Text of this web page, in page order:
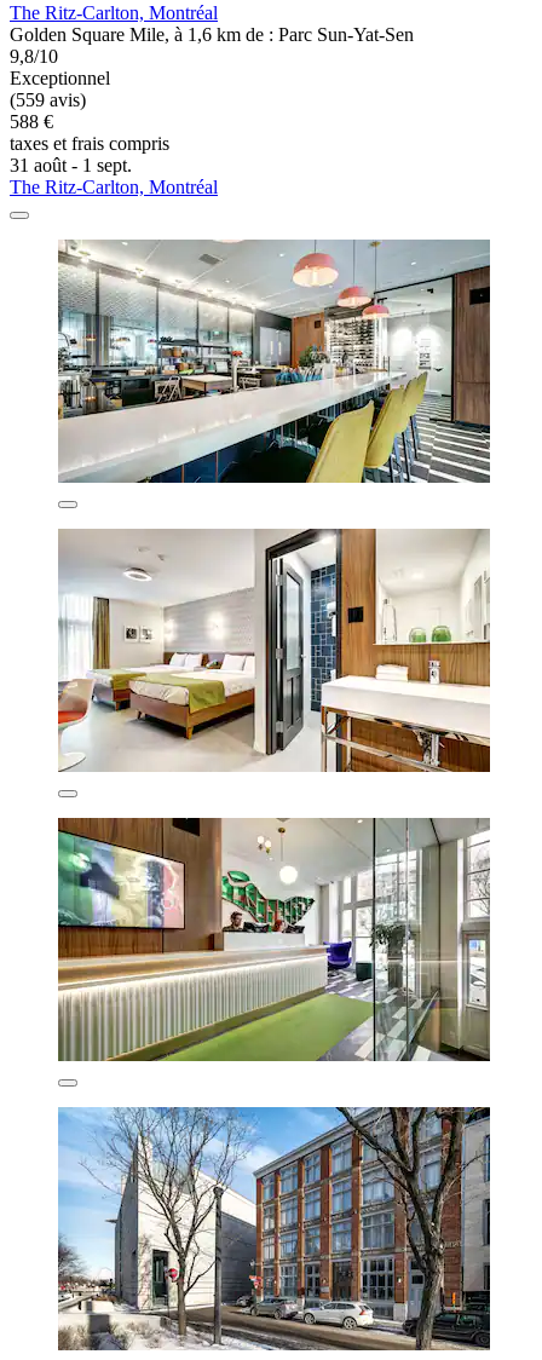
The Ritz-Carlton, Montréal
Golden Square Mile, à 1,6 km de : Parc Sun-Yat-Sen
9,8/10
Exceptionnel
(559 avis)
588 €
taxes et frais compris
31 août - 1 sept.
The Ritz-Carlton, Montréal